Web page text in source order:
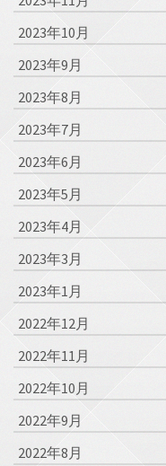
2023年10月
2023年9月
2023年8月
2023年7月
2023年6月
2023年5月
2023年4月
2023年3月
2023年1月
2022年12月
2022年11月
2022年10月
2022年9月
2022年8月